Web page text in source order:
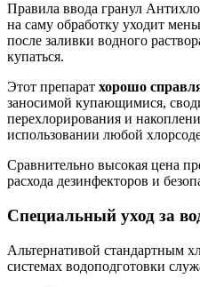
Правила ввода гранул
на саму обработку уходит
после заливки водного
купаться.
Этот препарат хорошо
заносимой купающимися,
перехлорирования и
использовании любой
Сравнительно высокая цена
расхода дезинфекторов и
Специальный уход за
Альтернативой стандартным
системах водоподготовки